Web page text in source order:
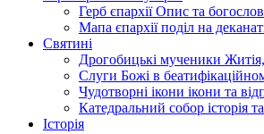
Герб єпархіїОпис та
Мапа єпархіїподіл на
Святині
Дрогобицькі мученики
Слуги Божі в
Чудотворні ікони ікони та
Катедральний собор історія
Історія